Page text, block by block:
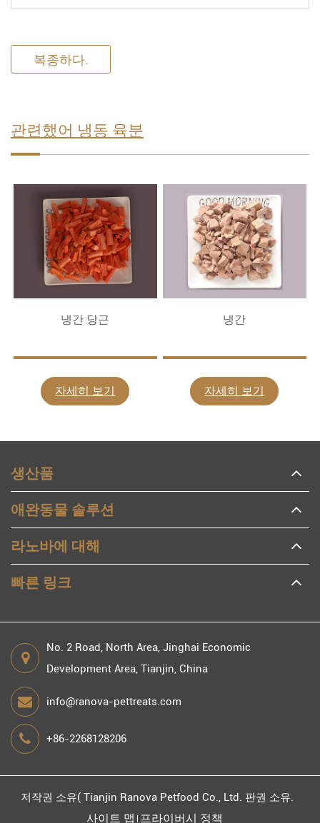
복종하다.
관련했어 냉동 육분
냉간 당근
자세히 보기
냉간
자세히 보기
생산품
애완동물 솔루션
라노바에 대해
빠른 링크
No. 2 Road, North Area, Jinghai Economic
Development Area, Tianjin, China
info@ranova-pettreats.com
+86-2268128206
저작권 소유( Tianjin Ranova Petfood Co., Ltd. 판권 소유.
사이트 맵 프라이버시 정책